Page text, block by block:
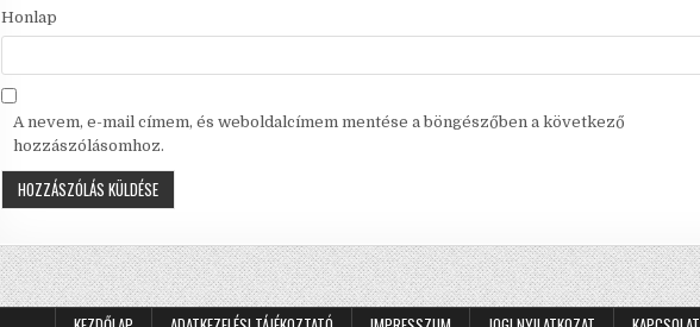
Honlap
A nevem, e-mail címem, és weboldalcímem mentése a böngészőben a következő
hozzászólásomhoz.